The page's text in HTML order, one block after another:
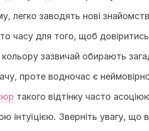
легко заводять нові
часу для того, щоб
кольору зазвичай обирають
проте водночас є
такого відтінку часто
інтуїцією. Зверніть увагу, що